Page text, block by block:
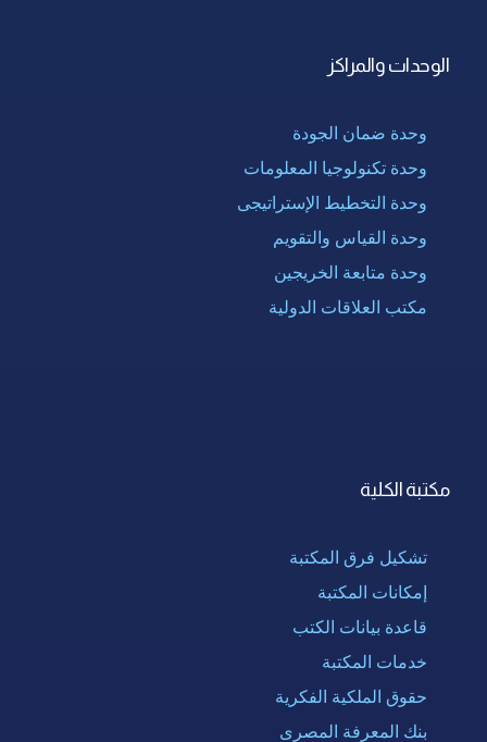
الوحدات والمراكز
وحدة ضمان الجودة
وحدة تكنولوجيا المعلومات
وحدة التخطيط الإستراتيجى
وحدة القياس والتقويم
وحدة متابعة الخريجين
مكتب العلاقات الدولية
مكتبة الكلية
تشكيل فرق المكتبة
إمكانات المكتبة
قاعدة بيانات الكتب
خدمات المكتبة
حقوق الملكية الفكرية
بنك المعرفة المصرى